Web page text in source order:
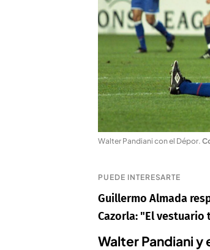
Walter Pandiani con el Dépor.
PUEDE INTERESARTE
Guillermo Almada
Cazorla: "El
Walter Pandiani